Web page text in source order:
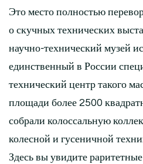
Это место полностью
о скучных технических
научно-технический музей
единственный в России
технический центр такого
площади более 2500
собрали колоссальную
колесной и гусеничной
Здесь вы увидите